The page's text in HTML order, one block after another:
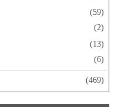
(59)
(2)
(13)
(6)
(469)